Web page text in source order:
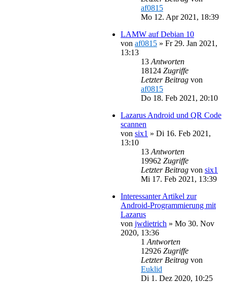
af0815
Mo 12. Apr 2021, 18:39
LAMW auf Debian 10
von af0815 » Fr 29. Jan 2021,
13:13
13 Antworten
18124 Zugriffe
Letzter Beitrag von
af0815
Do 18. Feb 2021, 20:10
Lazarus Android und QR Code
scannen
von six1 » Di 16. Feb 2021,
13:10
13 Antworten
19962 Zugriffe
Letzter Beitrag von six1
Mi 17. Feb 2021, 13:39
Interessanter Artikel zur
Android-Programmierung mit
Lazarus
von jwdietrich » Mo 30. Nov
2020, 13:36
1 Antworten
12926 Zugriffe
Letzter Beitrag von
Euklid
Di 1. Dez 2020, 10:25